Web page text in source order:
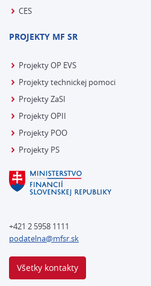
CES
PROJEKTY MF SR
Projekty OP EVS
Projekty technickej pomoci
Projekty ZaSI
Projekty OPII
Projekty POO
Projekty PS
+421 2 5958 1111
podatelna@mfsr.sk
Všetky kontakty